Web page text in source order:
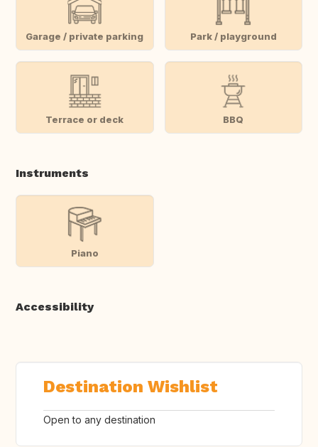
Garage / private parking Park / playground
Terrace or deck BBQ
Instruments
Piano
Accessibility
Destination Wishlist
Open to any destination